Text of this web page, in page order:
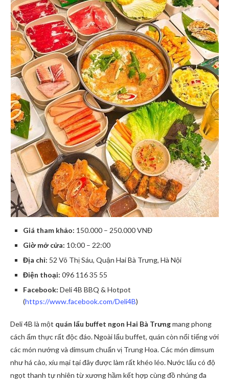
Giá tham khảo: 150.000 – 250.000 VNĐ
Giờ mở cửa: 10:00 – 22:00
Địa chỉ: 52 Võ Thị Sáu, Quận Hai Bà Trưng, Hà Nội
Điện thoại: 096 116 35 55
Facebook: Deli 4B BBQ & Hotpot
(https://www.facebook.com/Deli4B)
Deli 4B là một quán lẩu buffet ngon Hai Bà Trưngmang phong
cách ẩm thực rất độc đáo. Ngoài lẩu buffet, quán còn nổi tiếng với
các món nướng và dimsum chuẩn vị Trung Hoa. Các món dimsum
như há cảo, xíu mại tại đây được làm rất khéo léo. Nước lẩu có độ
ngọt thanh tự nhiên từ xương hầm kết hợp cùng đồ nhúng đa